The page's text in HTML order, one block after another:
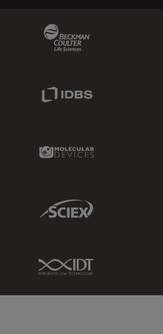
Molecular Devices Link
Sciex Link
IDT Link